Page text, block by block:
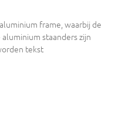
frame, waarbij de
staanders zijn
tekst